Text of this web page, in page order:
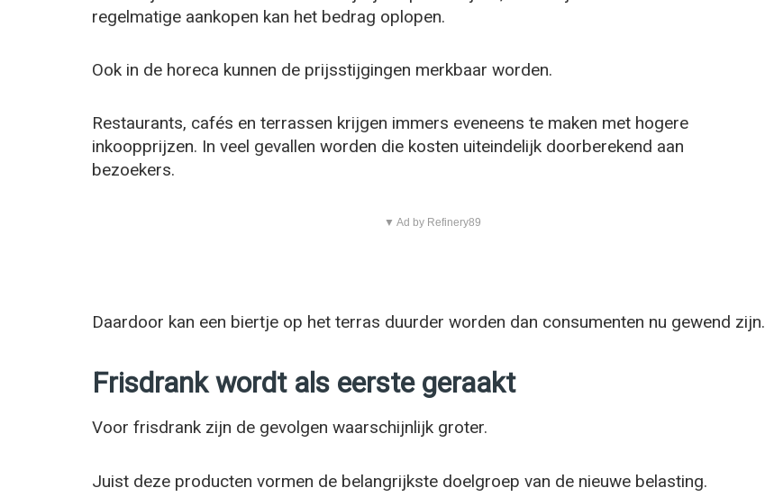
regelmatige aankopen kan het bedrag oplopen.
Ook in de horeca kunnen de prijsstijgingen merkbaar worden.
Restaurants, cafés en terrassen krijgen immers eveneens te maken met hogere
inkoopprijzen. In veel gevallen worden die kosten uiteindelijk doorberekend aan
bezoekers.
▼ Ad by Refinery89
Daardoor kan een biertje op het terras duurder worden dan consumenten nu gewend zijn.
Frisdrank wordt als eerste geraakt
Voor frisdrank zijn de gevolgen waarschijnlijk groter.
Juist deze producten vormen de belangrijkste doelgroep van de nieuwe belasting.